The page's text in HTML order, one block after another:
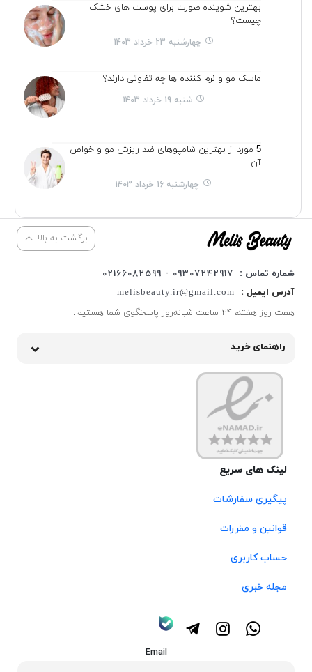
بهترین شوینده صورت برای پوست های خشک
چیست؟
چهارشنبه 23 خرداد 1403
ماسک مو و نرم کننده ها چه تفاوتی دارند؟
شنبه 19 خرداد 1403
5 مورد از بهترین شامپوهای ضد ریزش مو و خواص
آن
چهارشنبه 16 خرداد 1403
برگشت به بالا
شماره تماس :
09307242917 - 02166082599
آدرس ایمیل :
melisbeauty.ir@gmail.com
هفت روز هفته، ۲۴ ساعت شبانه‌روز پاسخگوی شما هستیم.
راهنمای خرید
لینک های سریع
پیگیری سفارشات
قوانین و مقررات
حساب کاربری
مجله خبری
Email